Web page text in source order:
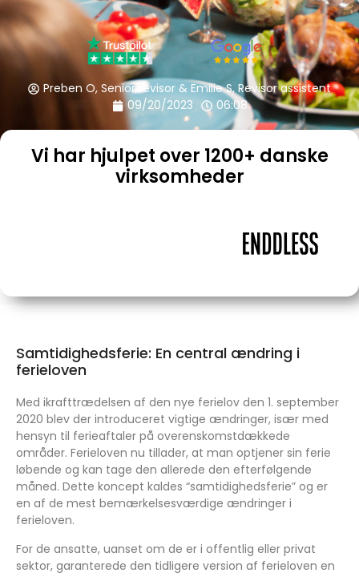
Preben O, Senior revisor & Emilie S, Revisor assistent
09/20/2023
06:08
Vi har hjulpet over 1200+ danske
virksomheder
Samtidighedsferie: En central ændring i
ferieloven
Med ikrafttrædelsen af den nye ferielov den 1. september
2020 blev der introduceret vigtige ændringer, især med
hensyn til ferieaftaler på overenskomstdækkede
områder. Ferieloven nu tillader, at man optjener sin ferie
løbende og kan tage den allerede den efterfølgende
måned. Dette koncept kaldes “samtidighedsferie” og er
en af de mest bemærkelsesværdige ændringer i
ferieloven.
For de ansatte, uanset om de er i offentlig eller privat
sektor, garanterede den tidligere version af ferieloven en